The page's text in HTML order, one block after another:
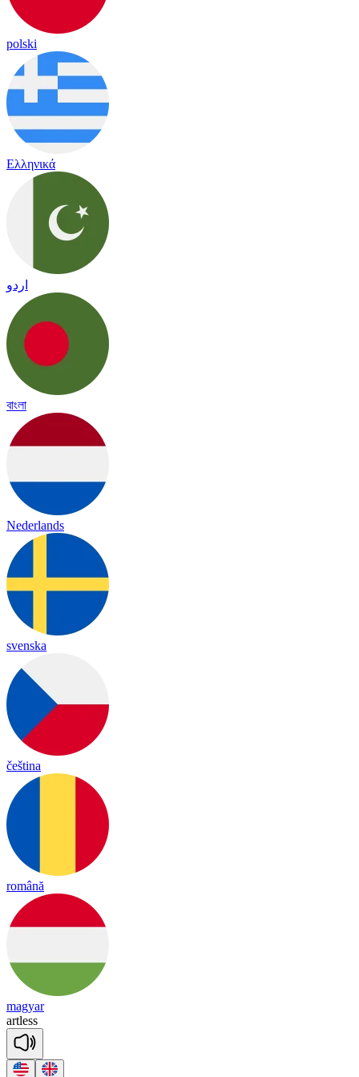
polski
Ελληνικά
اردو
বাংলা
Nederlands
svenska
čeština
română
magyar
artless